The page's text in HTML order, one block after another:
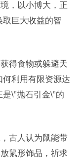
，以小博大，正
取巨大收益的智
得食物或躲避天
何利用有限资源达
\”抛石引金\”的
古人认为鼠能带
鼠形饰品，祈求